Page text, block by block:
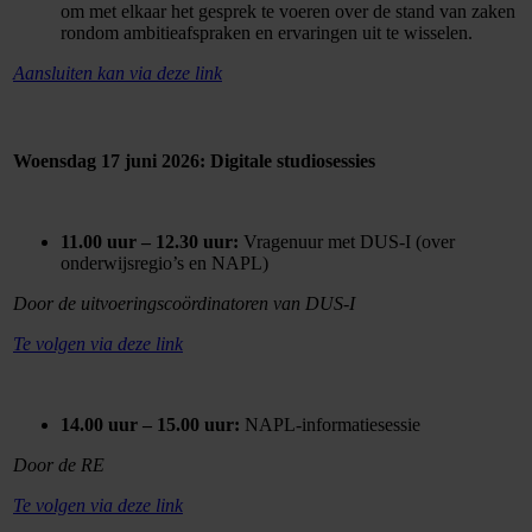
om met elkaar het gesprek te voeren over de stand van zaken
rondom ambitieafspraken en ervaringen uit te wisselen.
Aansluiten kan via deze link
Woensdag 17 juni 2026: Digitale studiosessies
11.00 uur – 12.30 uur: Vragenuur met DUS-I (over
onderwijsregio’s en NAPL)
Door de uitvoeringscoördinatoren van DUS-I
Te volgen via deze link
14.00 uur – 15.00 uur: NAPL-informatiesessie
Door de RE
Te volgen via deze link